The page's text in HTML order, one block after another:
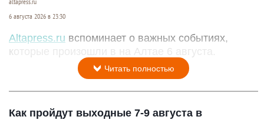
altapress.ru
6 августа 2026 в 23:30
Altapress.ru вспоминает о важных событиях,
которые произошли в на Алтае 6 августа.
Читать полностью
Как пройдут выходные 7-9 августа в